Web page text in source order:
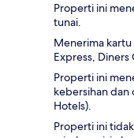
Properti ini
tunai.
Menerima
Express,
Properti ini
kebersihan dan
Hotels).
Properti ini